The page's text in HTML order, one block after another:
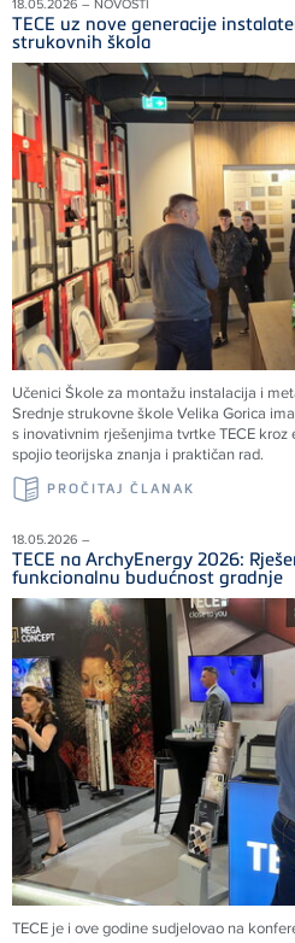
18.05.2026 – NOVOSTI
TECE uz nove generacije
strukovnih škola
Učenici Škole za montažu instalacija i
Srednje strukovne škole Velika Gorica
s inovativnim rješenjima tvrtke TECE
spojio teorijska znanja i praktičan rad.
PROČITAJ ČLANAK
18.05.2026 –
TECE na ArchyEnergy 2026:
funkcionalnu budućnost gradnje
TECE je i ove godine sudjelovao na